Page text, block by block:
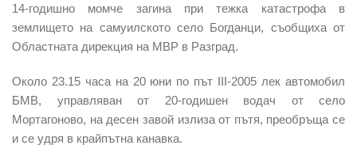
14-годишно момче загина при тежка катастрофа в
землището на самуилското село Богданци, съобщиха от
Областната дирекция на МВР в Разград.
Около 23.15 часа на 20 юни по път III-2005 лек автомобил
БМВ, управляван от 20-годишен водач от село
Мортагоново, на десен завой излиза от пътя, преобръща се
и се удря в крайпътна канавка.